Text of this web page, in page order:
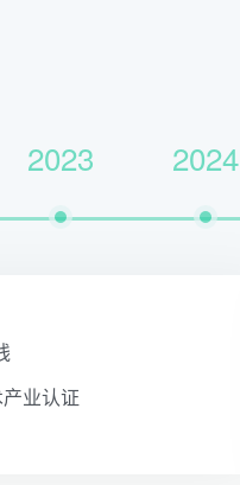
2023 2024
2018.06 螳螂教务云上线
2018.10 成立上海分公司